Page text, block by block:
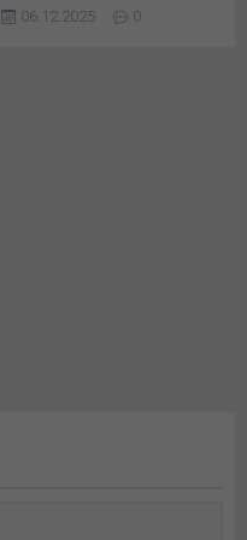
tıklayın (Yeni...
DEĞİŞİKLİĞİ BAKANLIĞI
06.12.2025 0